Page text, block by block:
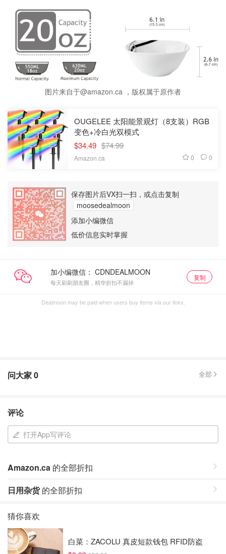
图片来自于@amazon.ca ，版权属于原作者
OUGELEE 太阳能景观灯（8支装）RGB
变色+冷白光双模式
$34.49 $74.99
Amazon.ca 0 0
保存图片后VX扫一扫，或点击复制
moosedealmoon
添加小编微信
低价信息实时掌握
加小编微信：
每天刷刷朋友圈，精华折扣不漏掉
复制
Dealmoon may be paid when users buy items via our links.
问大家0 全部
评论
打开App写评论
Amazon.ca 的全部折扣
日用杂货的全部折扣
猜你喜欢
白菜：ZACOLU 真皮短款钱包 RFID防盗